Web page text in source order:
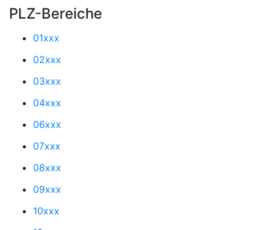
PLZ-Bereiche
01xxx
02xxx
03xxx
04xxx
06xxx
07xxx
08xxx
09xxx
10xxx